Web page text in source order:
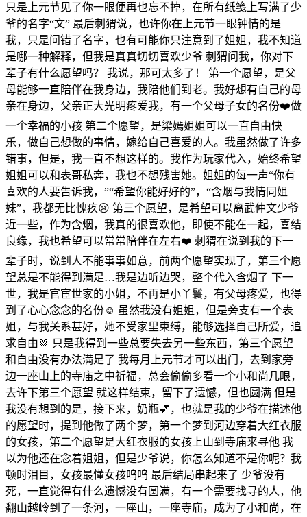
只是上元节见了你一眼便再也忘不掉，在所有纸笺上写满了少
爷的名字“文” 最后刺猬说，也许你在上元节一眼钟情的是
我，只是问错了名字，也有可能你只注意到了姐姐，我不知道
是哪一种解释，但我是真真切切喜欢少爷 刺猬问我，你对下
辈子有什么愿望吗？ 我说，那可太多了！ 第一个愿望，是父
母能够一直陪伴在我身边，我陪他们到老。我好想有自己的母
亲在身边，父亲正大光明疼爱我，有一个父母子女的名份❤️做
一个幸福的小孩 第二个愿望，是梁嫣姐姐可以一直自由快
乐，做自己想做的事情，嫁给自己喜爱的人。我虽然做了许多
错事，但是，我一直不想这样的。我作为玩家代入，始终希望
姐姐可以和表哥私奔，我也不想残害她。姐姐的每一声“你有
喜欢的人要告诉我，”“希望你能好好的”，“含烟与我情同姐
妹”，我都无比愧疚😢 第三个愿望，是希望可以离武仲文少爷
近一些，作为含烟，我真的很喜欢他，即使不能在一起，喜结
良缘，我也希望可以常常陪伴在左右❤️ 刺猬在说到我的下一
辈子时，说到人不能事事如意，前两个愿望实现了，第三个愿
望总是不能得到满足…我是边听边哭，整个代入含烟了 下一
世，我是官宦世家的小姐，不再是小丫鬟，有父母疼爱，也得
到了心心念念的名份☺️ 虽然我没有姐姐，但是旁支有一个表
姐，与我关系甚好，她不受家里束缚，能够选择自己所爱，追
求自由🫶 只是我得到一些总要失去另一些东西，第三个愿望
和自由没有办法满足了 我每月上元节才可以出门，去到家旁
边一座山上的寺庙之中祈福，总会偷偷多看一个小和尚几眼，
去许下第三个愿望 就这样结束，留下了遗憾，但也圆满 但是
我没有想到的是，接下来，奶瓶💕，也就是我的少爷在描述他
的愿望时，提到他做了两个梦，第一个梦到河边穿着大红衣服
的女孩，第二个愿望是大红衣服的女孩上山到寺庙来寻他 我
以为他还在念着姐姐，但是少爷说，你怎么知道不是你呢？我
顿时泪目，女孩最懂女孩呜呜 最后结局串起来了 少爷没有
死，一直觉得有什么遗憾没有圆满，有一个需要找寻的人，他
翻山越岭到了一条河，一座山，一座寺庙，成为了小和尚，在